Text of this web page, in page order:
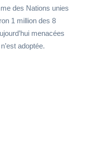
des Nations unies
1 million des 8
menacées
adoptée.